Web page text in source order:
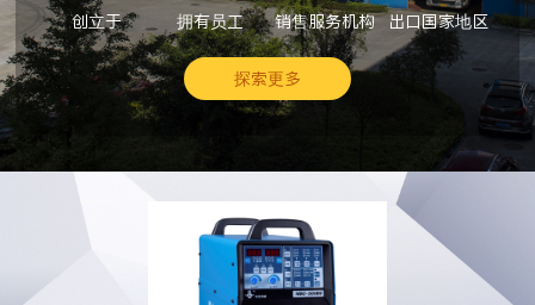
创立于 拥有员工 销售服务机构 出口国家地区
探索更多